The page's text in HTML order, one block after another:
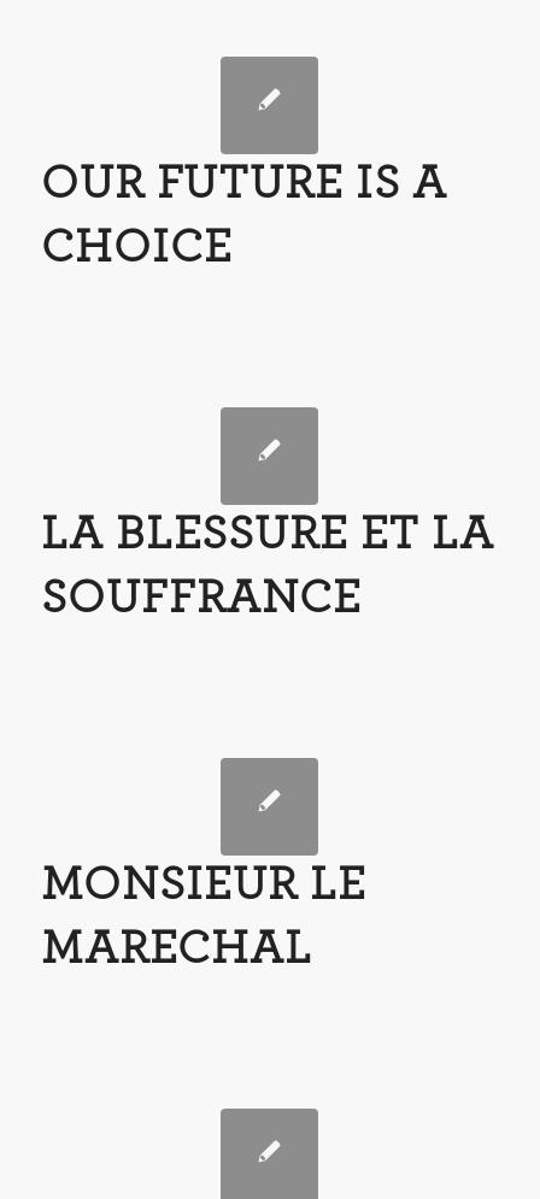
OUR FUTURE IS A
CHOICE
LA BLESSURE ET LA
SOUFFRANCE
MONSIEUR LE
MARECHAL